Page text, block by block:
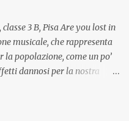
durante il...
3 B, Pisa Are you lost in
musicale, che rappresenta
popolazione, come un po’
dannosi per la nostra